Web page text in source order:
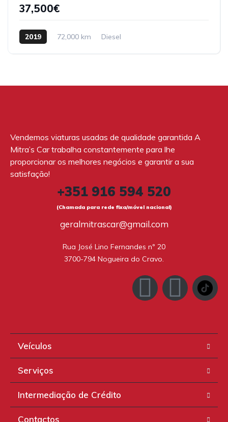
37,500€
2019 72,000 km Diesel
Vendemos viaturas usadas de qualidade garantida A
Mitra’s Car trabalha constantemente para lhe
proporcionar os melhores negócios e garantir a sua
satisfação!
+351 916 594 520
(Chamada para rede fixa/móvel nacional)
geralmitrascar@gmail.com
Rua José Lino Fernandes nº 20
3700-794 Nogueira do Cravo.
Veículos
Serviços
Intermediação de Crédito
Contactos